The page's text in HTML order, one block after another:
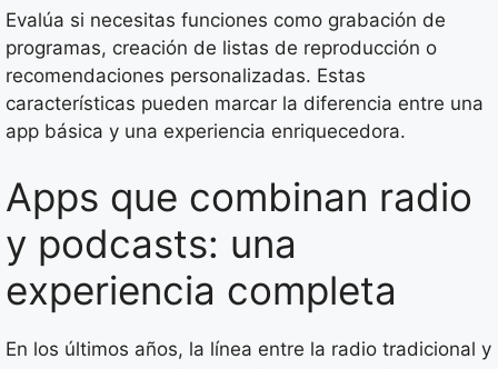
Evalúa si necesitas funciones como grabación de
programas, creación de listas de reproducción o
recomendaciones personalizadas. Estas
características pueden marcar la diferencia entre una
app básica y una experiencia enriquecedora.
Apps que combinan radio
y podcasts: una
experiencia completa
En los últimos años, la línea entre la radio tradicional y